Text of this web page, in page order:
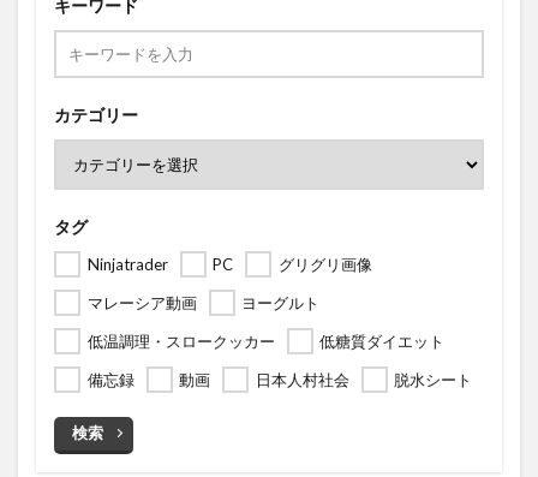
キーワード
カテゴリー
タグ
Ninjatrader PC
グリグリ画像
マレーシア動画
ヨーグルト
低温調理・スロークッカー
低糖質ダイエット
備忘録
動画 日本人村社会 脱水シート
検索